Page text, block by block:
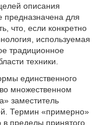
описания
предназначена для
что, если конкретно
используемая
традиционное
техники.
единственного
множественном
заместитель
Термин «примерно»
пределы принятого